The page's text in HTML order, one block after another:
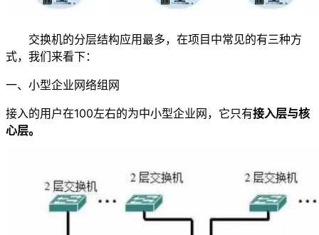
交换机的分层结构应用最多，在项目中常见的有三种方
式，我们来看下：
一、小型企业网络组网
接入的用户在100左右的为中小型企业网，它只有接入层与核
心层。